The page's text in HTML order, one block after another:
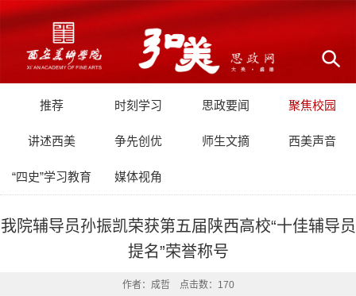
推荐 时刻学习 思政要闻 聚焦校园
讲述西美 争先创优 师生文摘 西美声音
“四史”学习教育 媒体视角
我院辅导员孙振凯荣获第五届陕西高校“十佳辅导员
提名”荣誉称号
作者：成哲 点击数： 170